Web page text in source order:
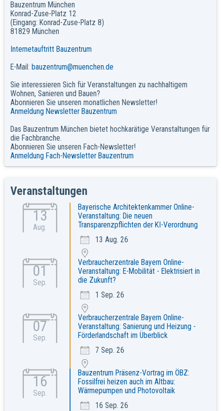
Bauzentrum München
Konrad-Zuse-Platz 12
(Eingang: Konrad-Zuse-Platz 8)
81829 München
Internetauftritt Bauzentrum
E-Mail: bauzentrum@muenchen.de
Sie interessieren Sich für Veranstaltungen zu nachhaltigem
Wohnen, Sanieren und Bauen?
Abonnieren Sie unseren monatlichen Newsletter!
Anmeldung Newsletter Bauzentrum
Das Bauzentrum München bietet hochkarätige Veranstaltungen für
die Fachbranche.
Abonnieren Sie unseren Fach-Newsletter!
Anmeldung Fach-Newsletter Bauzentrum
Veranstaltungen
13
Aug.
Bayerische Architektenkammer Online-
Veranstaltung: Die neuen
Transparenzpflichten der KI-Verordnung
13 Aug. 26
01
Sep.
Verbraucherzentrale Bayern Online-
Veranstaltung: E-Mobilität - Elektrisiert in
die Zukunft?
1 Sep. 26
07
Sep.
Verbraucherzentrale Bayern Online-
Veranstaltung: Sanierung und Heizung -
Förderlandschaft im Überblick
7 Sep. 26
16
Sep.
Bauzentrum Präsenz-Vortrag im ÖBZ:
Fossilfrei heizen auch im Altbau:
Wärmepumpen und Photovoltaik
16 Sep. 26